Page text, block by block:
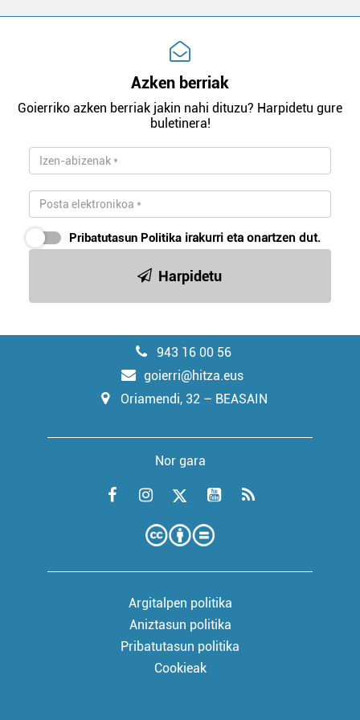
Azken berriak
Goierriko azken berriak jakin nahi dituzu? Harpidetu gure
buletinera!
Pribatutasun Politika irakurri eta onartzen dut.
Harpidetu
943 16 00 56
goierri@hitza.eus
Oriamendi, 32 – BEASAIN
Nor gara
Argitalpen politika
Aniztasun politika
Pribatutasun politika
Cookieak